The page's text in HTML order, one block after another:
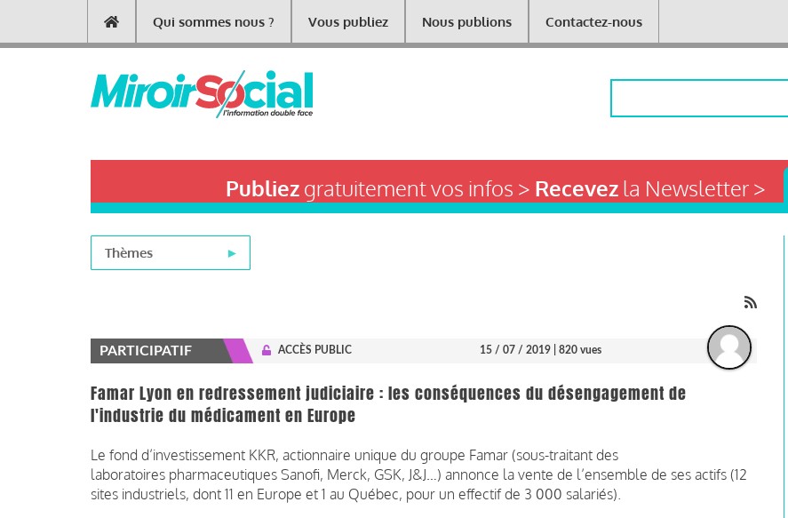
contenu
Main
navigation
Qui sommes nous ? Vous publiez Nous publions Contactez-nous
Publiezgratuitement vos infos > Recevezla Newsletter >
Thèmes
PARTICIPATIF ACCÈS PUBLIC 15 / 07 / 2019 | 820 vues
Famar Lyon en redressement judiciaire : les conséquences du désengagement de
l'industrie du médicament en Europe
Le fond d’investissement KKR, actionnaire unique du groupe Famar (sous-traitant des
laboratoires pharmaceutiques Sanofi, Merck, GSK, J&J…) annonce la vente de l’ensemble de ses actifs (12
sites industriels, dont 11 en Europe et 1 au Québec, pour un effectif de 3 000 salariés).